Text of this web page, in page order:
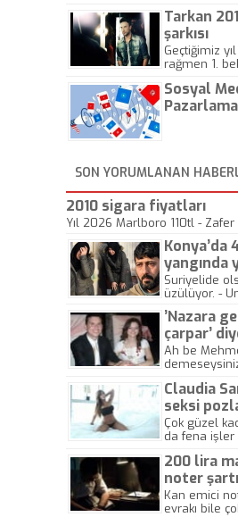
Tarkan
şarkısı
Geçtiğimiz
rağmen 1.
gösterisinin
önemli
Sosyal
Pazarlama
SON YORUMLANAN
2010 sigara fiyatları
Yıl 2026 Marlboro 110tl - Zafer
Konya’da
yangında
yitirdi
Suriyelide
üzülüyor. -
’Nazara
çarpar’
Ah be
Claudia
seksi
Çok güzel
da fena işler
200 lira
noter
Kan emici
evrakı bile